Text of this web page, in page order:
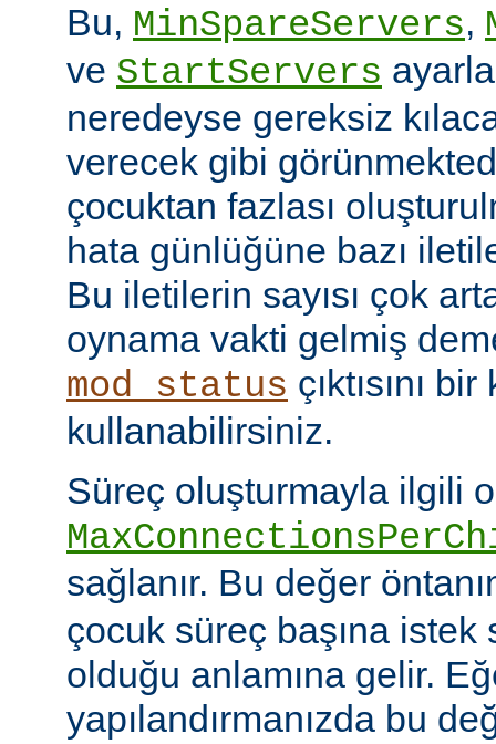
Bu, MinSpareServers,
ve StartServers
neredeyse gereksiz
verecek gibi
çocuktan fazlası
hata günlüğüne bazı
Bu iletilerin sayısı çok
oynama vakti gelmiş
mod_status çıktısını
kullanabilirsiniz.
Süreç oluşturmayla ilgili
sağlanır. Bu değer
çocuk süreç başına istek
olduğu anlamına gelir.
yapılandırmanızda bu